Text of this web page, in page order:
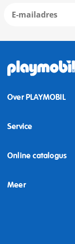
Over PLAYMOBIL
Service
Online catalogus
Meer